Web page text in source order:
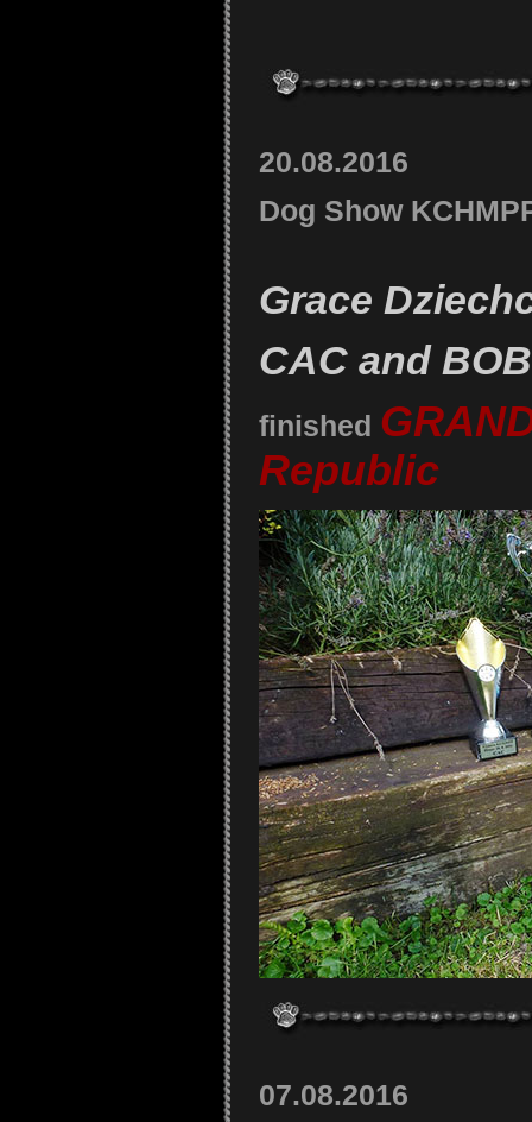
20.08.2016
Dog Show
Grace
CAC and BOB
finished
Republic
07.08.2016